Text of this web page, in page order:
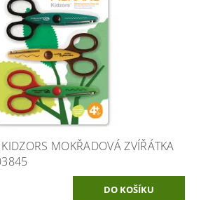
MOKŘADOVÁ ZVÍŘÁTKA